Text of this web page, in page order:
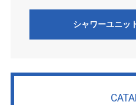
シャワーユニッ